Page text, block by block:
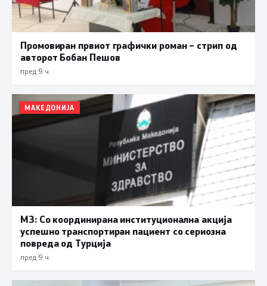
Промовиран првиот графички роман – стрип од
авторот Бобан Пешов
пред 9 ч.
МАКЕДОНИЈА
МЗ: Со координирана институционална акција
успешно транспортиран пациент со сериозна
повреда од Турција
пред 9 ч.